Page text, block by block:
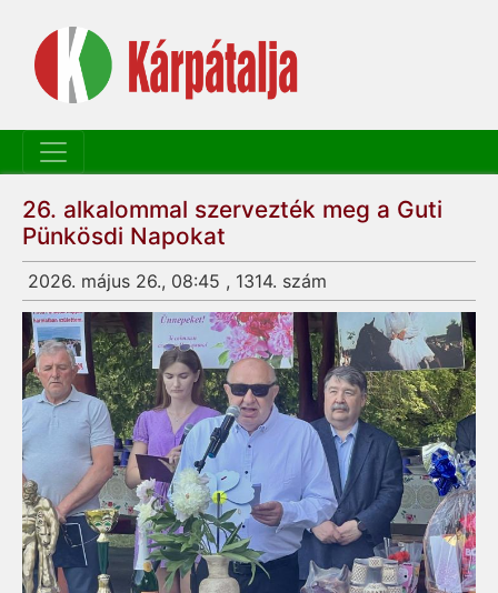
26. alkalommal szervezték meg a Guti
Pünkösdi Napokat
2026. május 26., 08:45 , 1314. szám